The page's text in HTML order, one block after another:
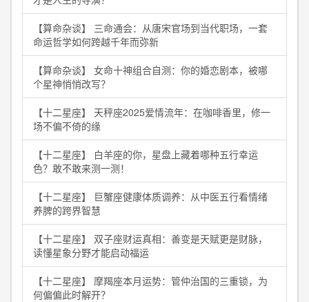
【算命杂谈】 三命通会：从唐宋官场到当代职场，一套
命运哲学如何跨越千年而弥新
【算命杂谈】 女命十神组合自测：你的婚恋剧本，被哪
个星神悄悄改写？
【十二星座】 天秤座2025爱情流年：在咖啡香里，修一
场不偏不倚的缘
【十二星座】 白羊座的你，星盘上藏着哪种五行幸运
色？敢不敢来测一测！
【十二星座】 巨蟹座健康体质调养：从中医五行看情绪
养脾的跨界智慧
【十二星座】 双子座财运真相：善变是天赋更是财脉，
读懂星象分野才能启动福运
【十二星座】 摩羯座本月运势：管仲治国的三重锁，为
何偏偏此时解开？